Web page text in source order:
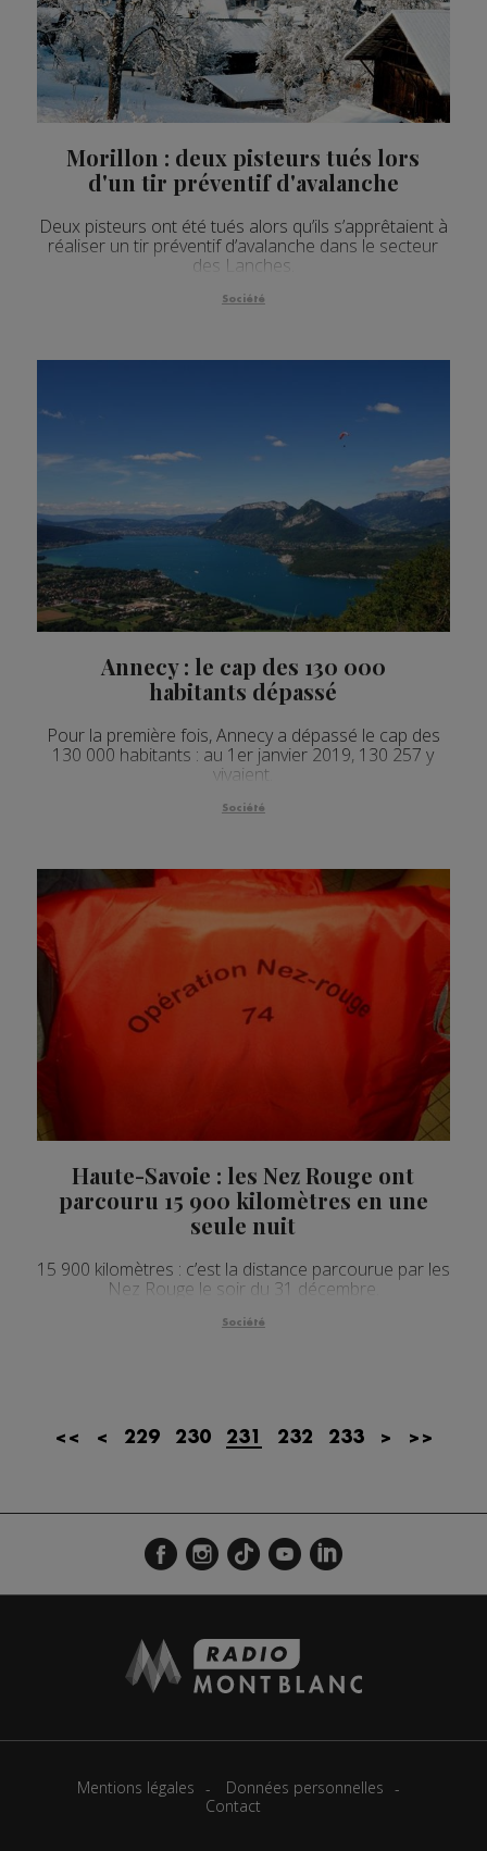
Morillon : deux pisteurs tués lors
d'un tir préventif d'avalanche
Deux pisteurs ont été tués alors qu’ils s’apprêtaient à
réaliser un tir préventif d’avalanche dans le secteur
des Lanches.
Société
Annecy : le cap des 130 000
habitants dépassé
Pour la première fois, Annecy a dépassé le cap des
130 000 habitants : au 1er janvier 2019, 130 257 y
vivaient.
Société
Haute-Savoie : les Nez Rouge ont
parcouru 15 900 kilomètres en une
seule nuit
15 900 kilomètres : c’est la distance parcourue par les
Nez Rouge le soir du 31 décembre.
Société
<< < 229 230 231 232 233 > >>
Mentions légales
Données personnelles
Contact